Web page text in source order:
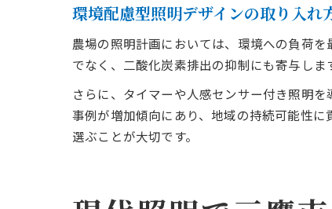
環境配慮型照明デザインの取り入れ
農場の照明計画においては、環境への負荷
でなく、二酸化炭素排出の抑制にも寄与しま
さらに、タイマーや人感センサー付き照明
事例が増加傾向にあり、地域の持続可能性
選ぶことが大切です。